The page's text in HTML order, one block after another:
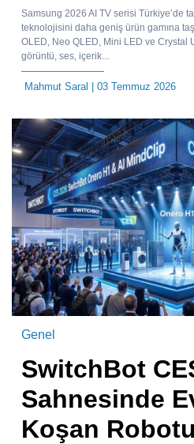
Samsung 2026 AI TV serisi Türkiye’de
teknolojisini daha geniş ürün gamına
OLED, Neo QLED, Mini LED ve Crystal
görüntü, ses, içerik...
Mahmut Saral | 03 Temmuz 2026
Genel
SwitchBot
Sahnesinde
Koşan